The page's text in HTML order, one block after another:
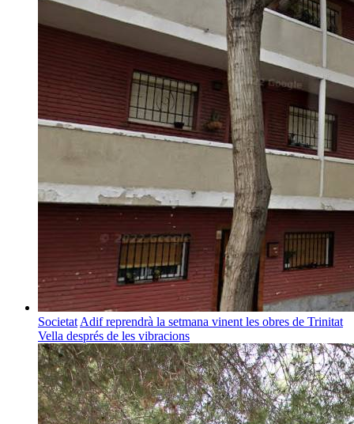
Societat Adif reprendrà la setmana vinent les obres de Trinitat
Vella després de les vibracions